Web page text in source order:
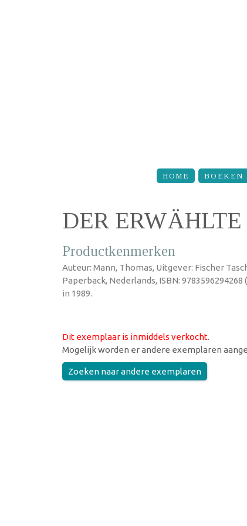
HOME BOEKEN
DER ERWÄHLTE
Productkenmerken
Auteur: Mann, Thomas, Uitgever: Fischer
Paperback, Nederlands, ISBN: 9783596294268
in 1989.
Dit exemplaar is inmiddels verkocht.
Mogelijk worden er andere exemplaren
Zoeken naar andere exemplaren